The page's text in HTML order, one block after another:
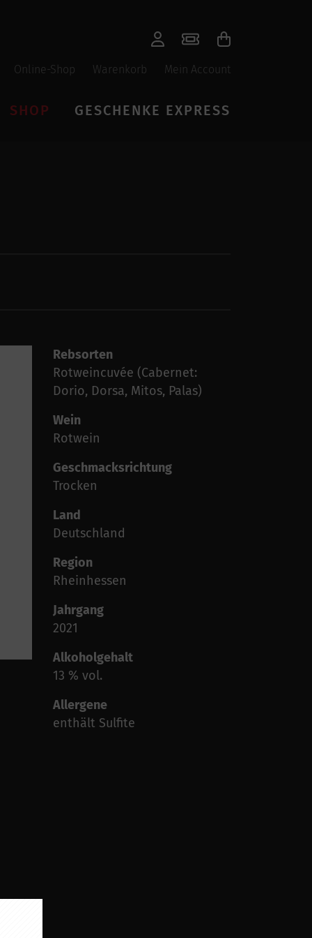
Online-Shop Warenkorb Mein Account
SHOP GESCHENKE EXPRESS
Rebsorten
Rotweincuvée (Cabernet:
Dorio, Dorsa, Mitos, Palas)
Wein
Rotwein
Geschmacksrichtung
Trocken
Land
Deutschland
Region
Rheinhessen
Jahrgang
2021
Alkoholgehalt
13 % vol.
Allergene
enthält Sulfite